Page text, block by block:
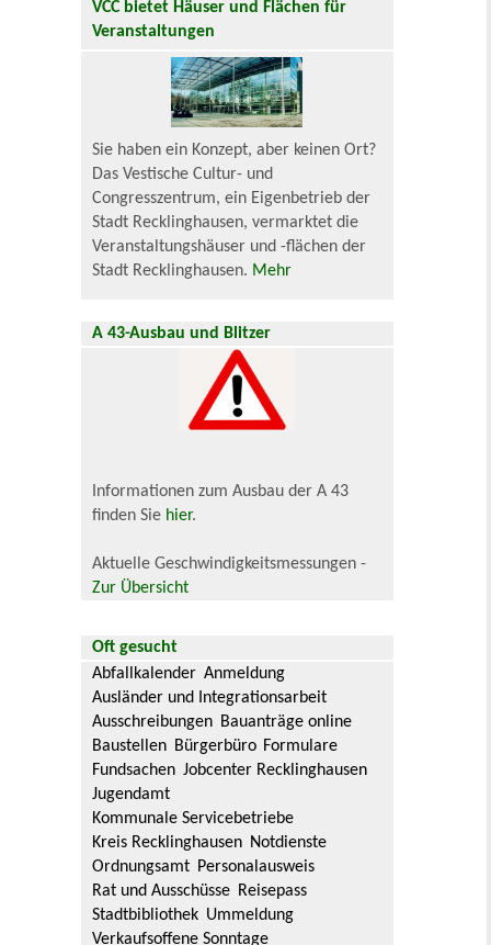
VCC bietet Häuser und Flächen für
Veranstaltungen
Sie haben ein Konzept, aber keinen Ort?
Das Vestische Cultur- und
Congresszentrum, ein Eigenbetrieb der
Stadt Recklinghausen, vermarktet die
Veranstaltungshäuser und -flächen der
Stadt Recklinghausen. Mehr
A 43-Ausbau und Blitzer
Informationen zum Ausbau der A 43
finden Sie hier.
Aktuelle Geschwindigkeitsmessungen -
Zur Übersicht
Oft gesucht
Abfallkalender Anmeldung
Ausländer und Integrationsarbeit
Ausschreibungen Bauanträge online
Baustellen Bürgerbüro Formulare
Fundsachen Jobcenter Recklinghausen
Jugendamt
Kommunale Servicebetriebe
Kreis Recklinghausen Notdienste
Ordnungsamt Personalausweis
Rat und Ausschüsse Reisepass
Stadtbibliothek Ummeldung
Verkaufsoffene Sonntage